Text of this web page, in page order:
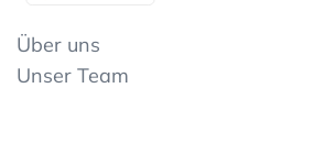
Über uns
Unser Team